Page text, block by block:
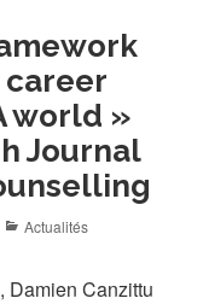
world »
Journal
Categories
Actualités
Damien Canzittu